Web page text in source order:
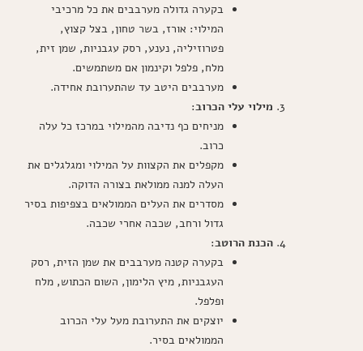
בקערה גדולה מערבבים את כל מרכיבי
המילוי: אורז, בשר טחון, בצל קצוץ,
פטרוזיליה, נענע, רסק עגבניות, שמן זית,
מלח, פלפל וקינמון אם משתמשים.
מערבבים היטב עד שהתערובת אחידה.
מילוי עלי הכרוב:
מניחים כף נדיבה מהמילוי במרכז כל עלה
כרוב.
מקפלים את הקצוות על המילוי ומגלגלים את
העלה למנה ממולאת בצורה הדוקה.
מסדרים את העלים הממולאים בצפיפות בסיר
גדול ורחב, שכבה אחרי שכבה.
הכנת הרוטב:
בקערה קטנה מערבבים את שמן הזית, רסק
העגבניות, מיץ הלימון, השום הכתוש, מלח
ופלפל.
יוצקים את התערובת מעל עלי הכרוב
הממולאים בסיר.